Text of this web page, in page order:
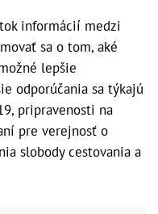
informácií medzi
sa o tom, aké
lepšie
odporúčania sa týkajú
pripravenosti na
pre verejnosť o
slobody cestovania a